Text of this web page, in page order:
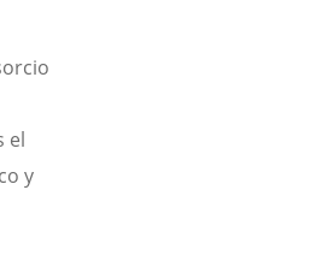
el
y